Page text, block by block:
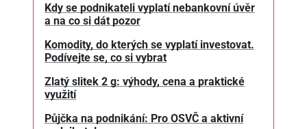
Kdy se podnikateli vyplatí nebankovní úvěr
a na co si dát pozor
Komodity, do kterých se vyplatí investovat.
Podívejte se, co si vybrat
Zlatý slitek 2 g: výhody, cena a praktické
využití
Půjčka na podnikání: Pro OSVČ a aktivní